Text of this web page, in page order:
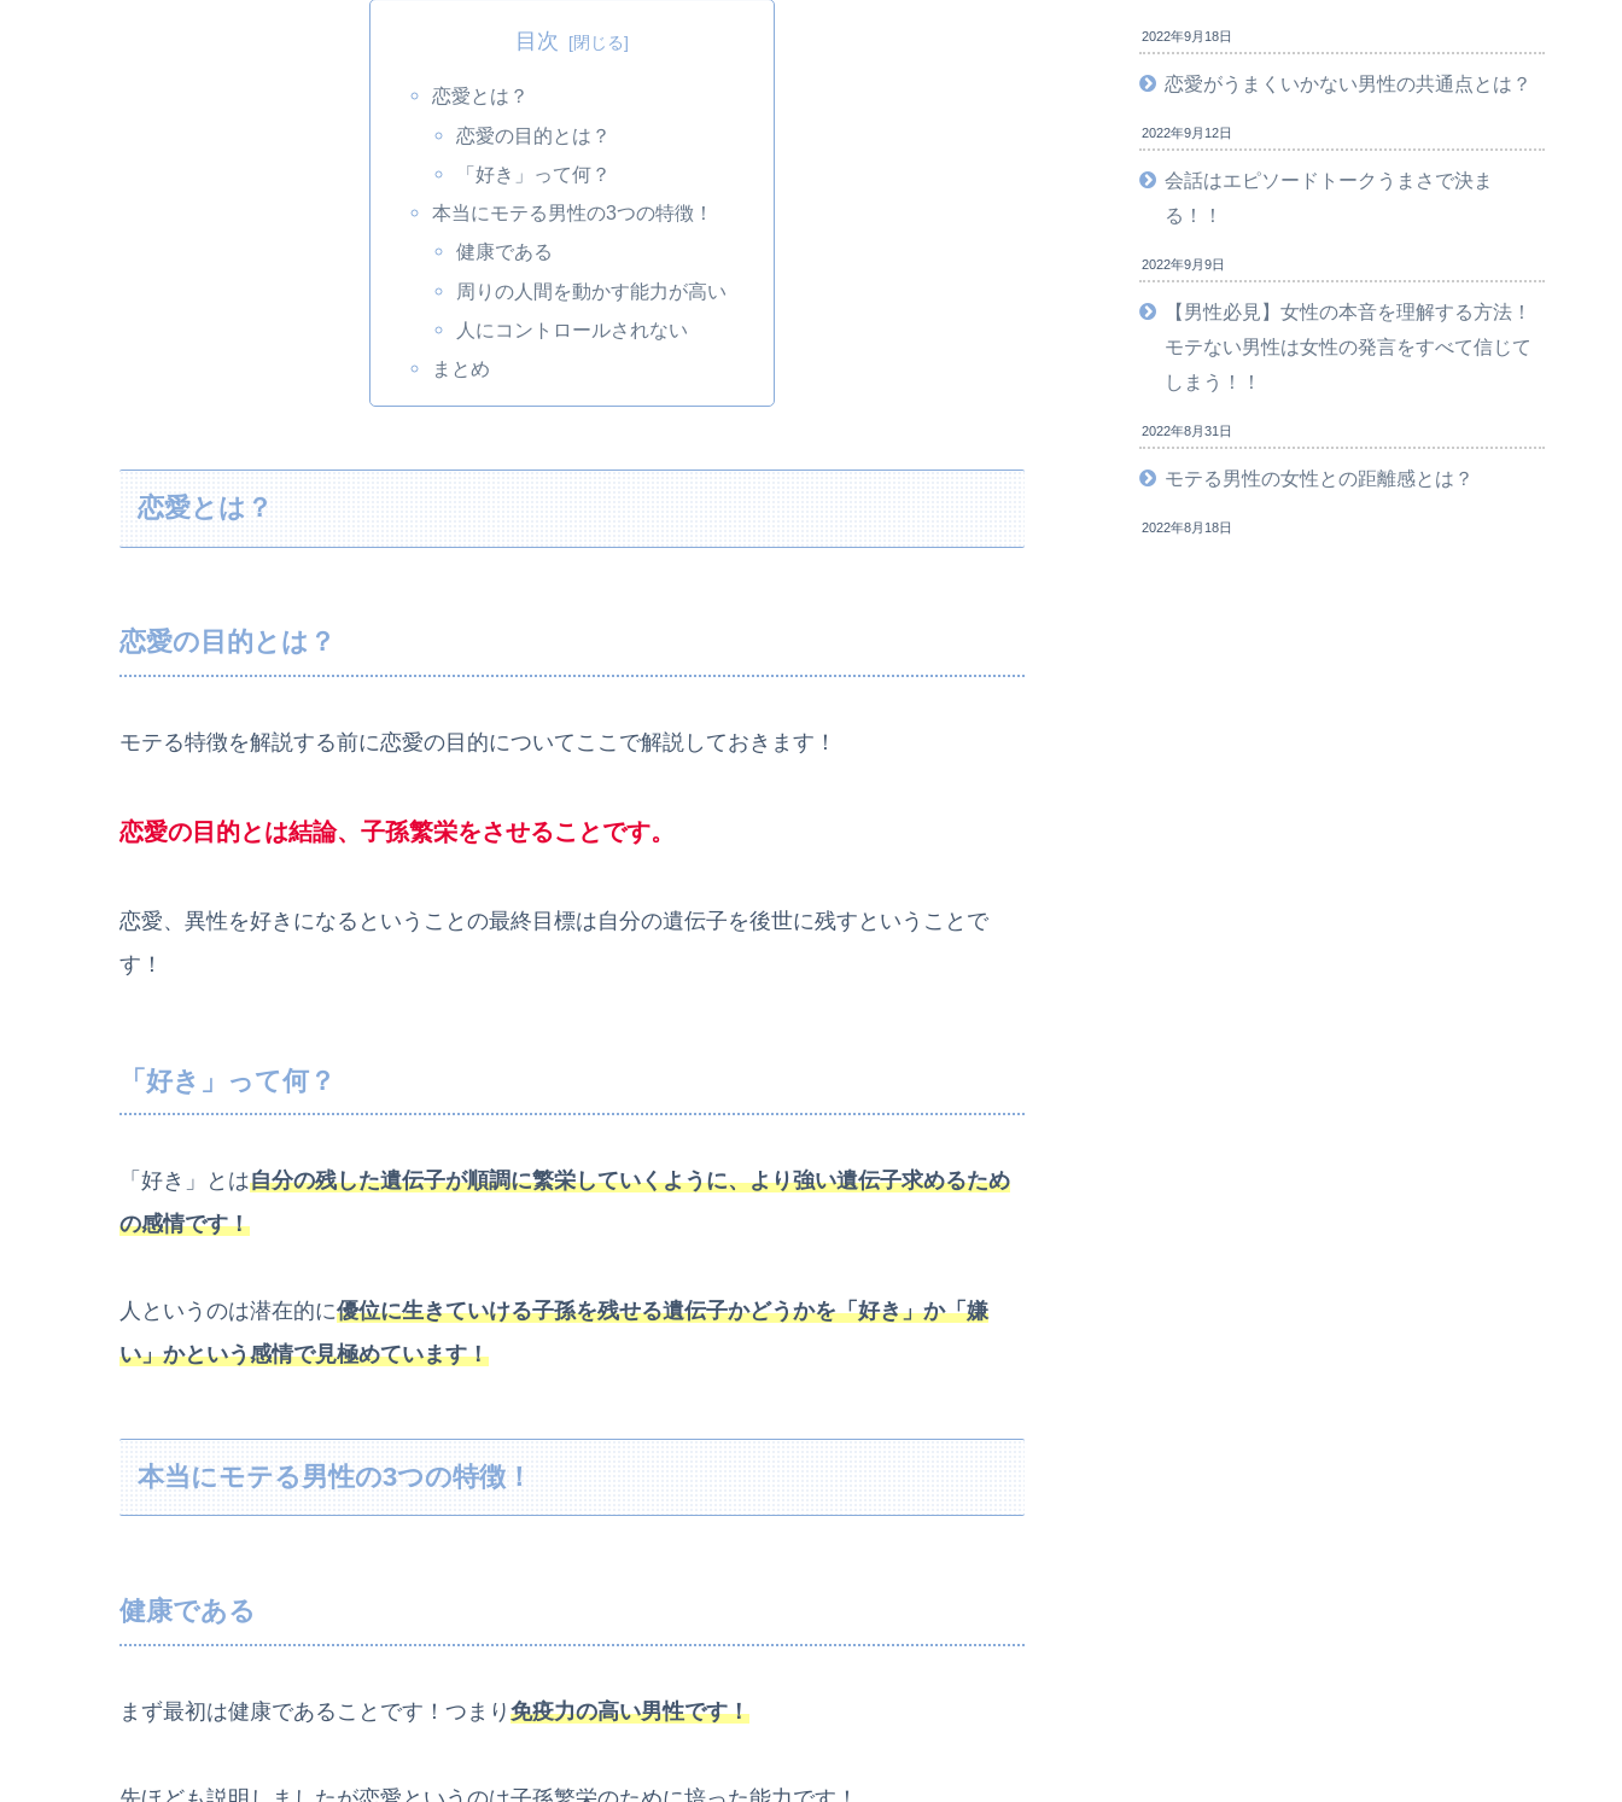
目次
恋愛とは？
恋愛の目的とは？
「好き」って何？
本当にモテる男性の3つの特徴！
健康である
周りの人間を動かす能力が高い
人にコントロールされない
まとめ
恋愛とは？
恋愛の目的とは？
モテる特徴を解説する前に恋愛の目的についてここで解説しておきます！
恋愛の目的とは結論、子孫繁栄をさせることです。
恋愛、異性を好きになるということの最終目標は自分の遺伝子を後世に残すということで
す！
「好き」って何？
「好き」とは自分の残した遺伝子が順調に繁栄していくように、より強い遺伝子求めるため
の感情です！
人というのは潜在的に優位に生きていける子孫を残せる遺伝子かどうかを「好き」か「嫌
い」かという感情で見極めています！
本当にモテる男性の3つの特徴！
健康である
まず最初は健康であることです！つまり 免疫力の高い男性です！
2022年9月18日
恋愛がうまくいかない男性の共通点とは？
2022年9月12日
会話はエピソードトークうまさで決ま
る！！
2022年9月9日
【男性必見】女性の本音を理解する方法！
モテない男性は女性の発言をすべて信じて
しまう！！
2022年8月31日
モテる男性の女性との距離感とは？
2022年8月18日